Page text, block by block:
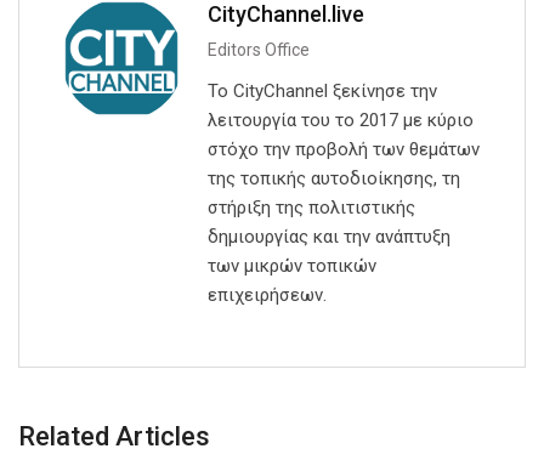
CityChannel.live
Editors Office
Το CityChannel ξεκίνησε την
λειτουργία του το 2017 με κύριο
στόχο την προβολή των θεμάτων
της τοπικής αυτοδιοίκησης, τη
στήριξη της πολιτιστικής
δημιουργίας και την ανάπτυξη
των μικρών τοπικών
επιχειρήσεων.
Related Articles